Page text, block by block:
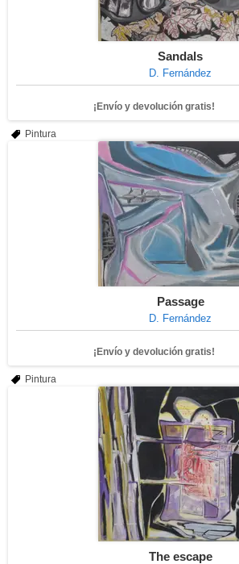
Sandals
D. Fernández
¡Envío y devolución gratis!
Pintura
Passage
D. Fernández
¡Envío y devolución gratis!
Pintura
The escape